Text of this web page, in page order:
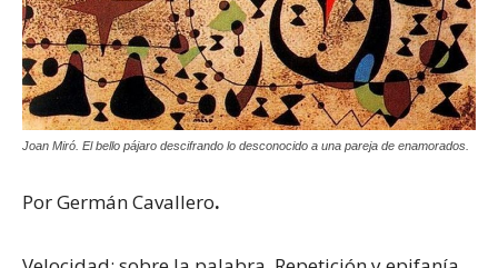
Joan Miró. El bello pájaro descifrando lo desconocido a una pareja de enamorados.
Por Germán Cavallero.